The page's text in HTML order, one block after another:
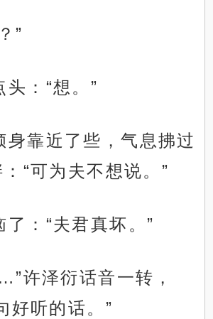
”
：“想。”
身靠近了些，气息拂过
“可为夫不想说。”
了：“夫君真坏。”
许泽衍话音一转，
好听的话。”